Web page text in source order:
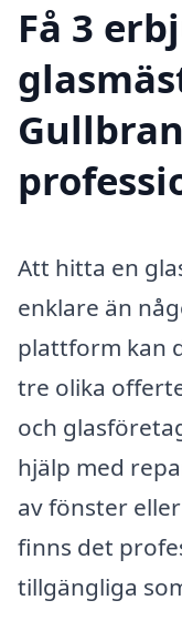
Få 3
Att hitta en
enklare än
plattform kan
tre olika
och
hjälp med
av fönster
finns det
tillgängliga